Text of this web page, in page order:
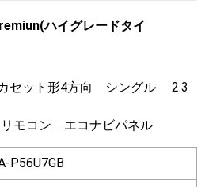
ハイグレードタイ
セット形4方向 シングル 2.3
モコン エコナビパネル
P56U7GB